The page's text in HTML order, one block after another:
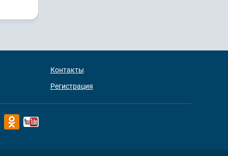
Контакты
Регистрация